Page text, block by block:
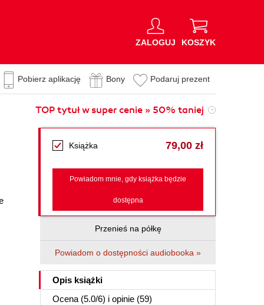
ZALOGUJ KOSZYK
Pobierz aplikację Bony Podaruj prezent
TOP tytuł w super cenie » 50% taniej
Książka 79,00 zł
Powiadom mnie, gdy książka będzie
dostępna
Przenieś na półkę
Powiadom o dostępności audiobooka »
Opis książki
Ocena (5.0/6) i opinie (59)